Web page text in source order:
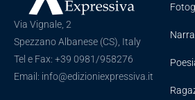
Via Vignale, 2
Spezzano Albanese (CS), Italy
Tel e Fax: +39 0981/958276
Email: info@edizioniexpressiva.it